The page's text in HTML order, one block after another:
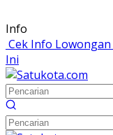
Langsung
ke
konten
Info
Cek Info
Ini